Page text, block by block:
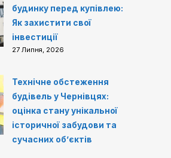
будинку перед купівлею:
Як захистити свої
інвестиції
27 Липня, 2026
Технічне обстеження
будівель у Чернівцях:
оцінка стану унікальної
історичної забудови та
сучасних об’єктів